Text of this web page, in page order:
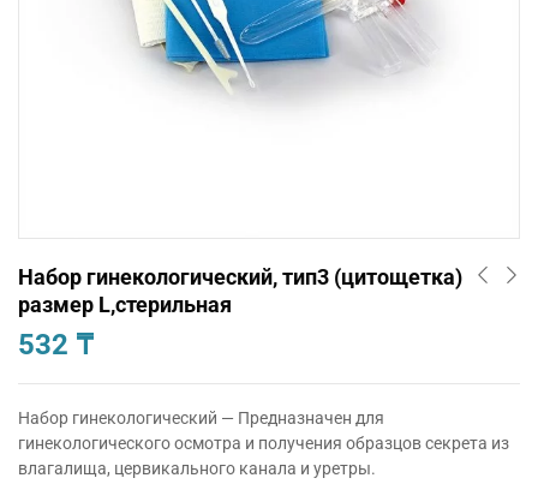
Набор гинекологический, тип3 (цитощетка)
размер L,стерильная
532 ₸
Набор гинекологический — Предназначен для
гинекологического осмотра и получения образцов секрета из
влагалища, цервикального канала и уретры.